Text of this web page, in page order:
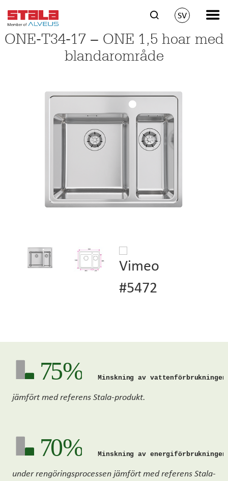
SV
ONE-T34-17 − ONE 1,5 hoar med
blandarområde
75 % Minskning av vattenförbrukningen
jämfört med referens Stala-produkt.
70 % Minskning av energiförbrukningen
under rengöringsprocessen jämfört med referens Stala-